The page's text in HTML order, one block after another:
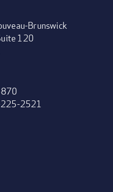
Brunswick
120
225-2521